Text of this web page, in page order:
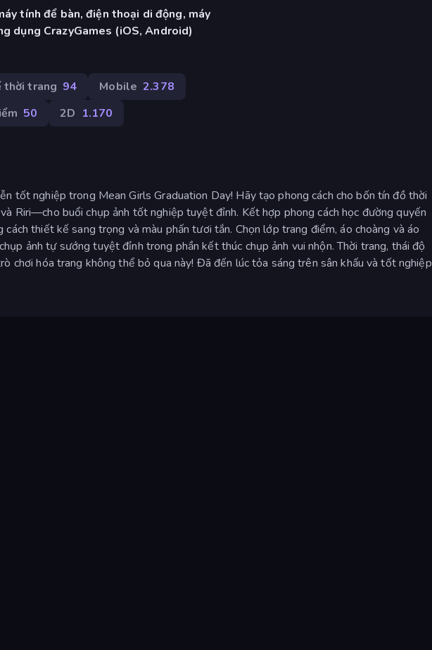
tính để bàn, điện thoại di động, máy
dụng CrazyGames (iOS, Android)
thời trang 94 Mobile 2.378
50 2D 1.170
tốt nghiệp trong Mean Girls Graduation Day! Hãy tạo phong cách cho bốn tín đồ thời
Riri—cho buổi chụp ảnh tốt nghiệp tuyệt đỉnh. Kết hợp phong cách học đường quyến
cách thiết kế sang trọng và màu phấn tươi tắn. Chọn lớp trang điểm, áo choàng và áo
ảnh tự sướng tuyệt đỉnh trong phần kết thúc chụp ảnh vui nhộn. Thời trang, thái độ
chơi hóa trang không thể bỏ qua này! Đã đến lúc tỏa sáng trên sân khấu và tốt nghiệp